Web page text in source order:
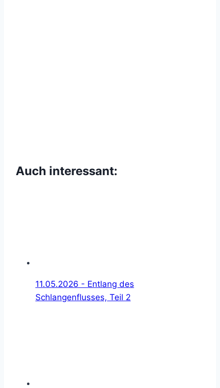
Auch interessant:
11.05.2026 - Entlang des
Schlangenflusses, Teil 2